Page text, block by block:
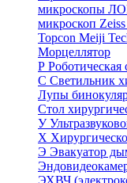
микроскопы
микроскоп Zeiss
Topcon Meiji
Морцеллятор
Р Роботическая
С Светильник
Лупы
Стол
У
Х
Э Эвакуатор
ЭХВЧ